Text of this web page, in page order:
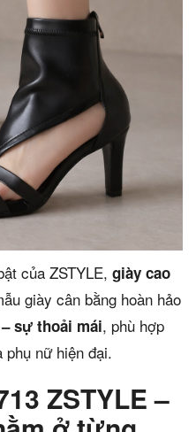
của ZSTYLE, giày cao
giày cân bằng hoàn hảo
sự thoải mái, phù hợp
phụ nữ hiện đại.
ZSTYLE –